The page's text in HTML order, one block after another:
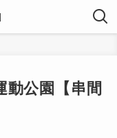
動公園【串間